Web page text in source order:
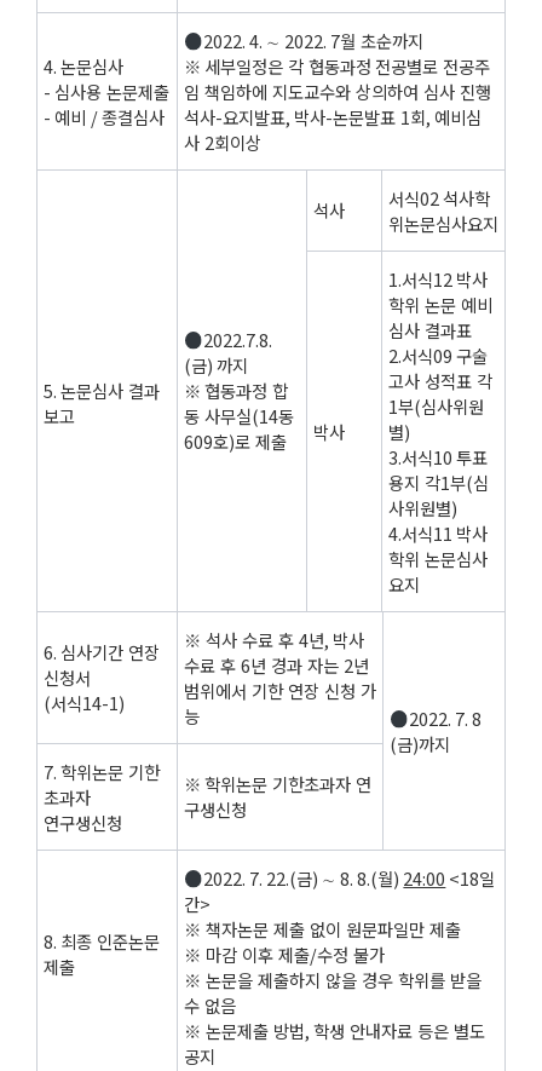
4.논문심사
- 심사용 논문제출
- 예비 /종결심사
2022. 4. ∼ 2022. 7월 초순까지
※ 세부일정은 각 협동과정 전공별로 전공주
임 책임하에 지도교수와 상의하여 심사 진행
석사-요지발표, 박사-논문발표 1회, 예비심
사 2회이상
5.논문심사 결과
보고
2022.7.8.
(금)까지
※협동과정 합
동 사무실(14동
609호)로 제출
석사 서식02석사학
위논문심사요지
박사
1.서식12박사
학위 논문 예비
심사 결과표
2.서식09구술
고사 성적표 각
1부(심사위원
별)
3.서식10투표
용지 각1부(심
사위원별)
4.서식11 박사
학위 논문심사
요지
6. 심사기간 연장
신청서
(서식14-1)
※ 석사 수료 후4년, 박사
수료 후6년 경과 자는 2년
범위에서 기한 연장 신청 가
능
2022. 7. 8
(금)까지
7.학위논문 기한
초과자
연구생신청
※학위논문 기한초과자 연
구생신청
8. 최종 인준논문
제출
2022. 7. 22.(금) ∼8. 8.(월) 24:00 <18일
간>
※ 책자논문 제출 없이 원문파일만 제출
※ 마감 이후 제출/수정 불가
※ 논문을 제출하지 않을 경우 학위를 받을
수 없음
※ 논문제출 방법,학생 안내자료 등은 별도
공지